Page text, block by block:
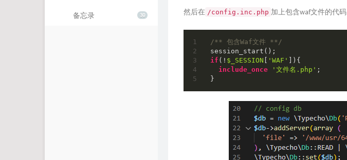
30
备忘录 然后在 /config.inc.php 加上包含waf文件的代码
/** 包含Waf文件 **/
if (! $_SESSION [ 'WAF' ]){
include_once
'文件名.php' ;
}